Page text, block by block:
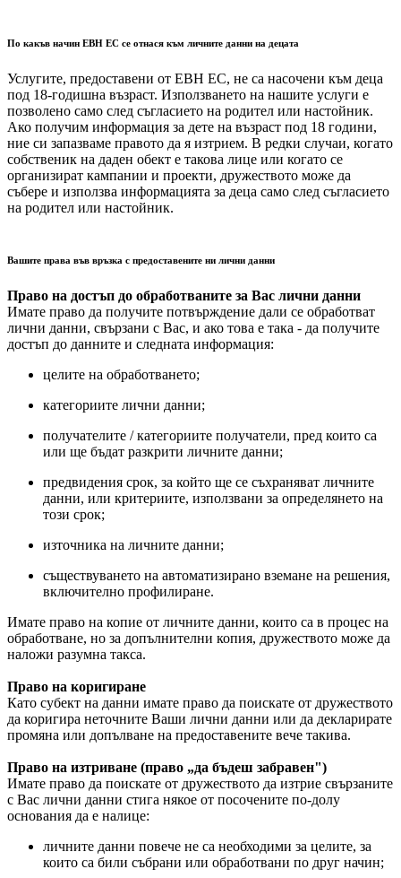
По какъв начин ЕВН ЕС се отнася към личните данни на децата
Услугите, предоставени от ЕВН ЕС, не са насочени към деца
под 18-годишна възраст. Използването на нашите услуги е
позволено само след съгласието на родител или настойник.
Ако получим информация за дете на възраст под 18 години,
ние си запазваме правото да я изтрием. В редки случаи, когато
собственик на даден обект е такова лице или когато се
организират кампании и проекти, дружеството може да
събере и използва информацията за деца само след съгласието
на родител или настойник.
Вашите права във връзка с предоставените ни лични данни
Право на достъп до обработваните за Вас лични данни
Имате право да получите потвърждение дали се обработват
лични данни, свързани с Вас, и ако това е така - да получите
достъп до данните и следната информация:
целите на обработването;
категориите лични данни;
получателите / категориите получатели, пред които са
или ще бъдат разкрити личните данни;
предвидения срок, за който ще се съхраняват личните
данни, или критериите, използвани за определянето на
този срок;
източника на личните данни;
съществуването на автоматизирано вземане на решения,
включително профилиране.
Имате право на копие от личните данни, които са в процес на
обработване, но за допълнителни копия, дружеството може да
наложи разумна такса.
Право на коригиране
Като субект на данни имате право да поискате от дружеството
да коригира неточните Ваши лични данни или да декларирате
промяна или допълване на предоставените вече такива.
Право на изтриване (право „да бъдеш забравен")
Имате право да поискате от дружеството да изтрие свързаните
с Вас лични данни стига някое от посочените по-долу
основания да е налице:
личните данни повече не са необходими за целите, за
които са били събрани или обработвани по друг начин;